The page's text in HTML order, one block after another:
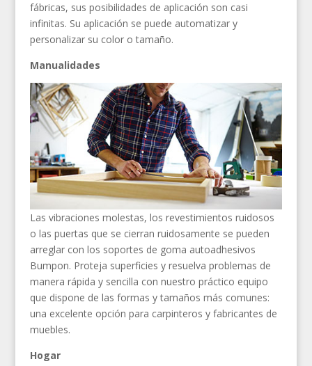
fábricas, sus posibilidades de aplicación son casi
infinitas. Su aplicación se puede automatizar y
personalizar su color o tamaño.
Manualidades
Las vibraciones molestas, los revestimientos ruidosos
o las puertas que se cierran ruidosamente se pueden
arreglar con los soportes de goma autoadhesivos
Bumpon. Proteja superficies y resuelva problemas de
manera rápida y sencilla con nuestro práctico equipo
que dispone de las formas y tamaños más comunes:
una excelente opción para carpinteros y fabricantes de
muebles.
Hogar